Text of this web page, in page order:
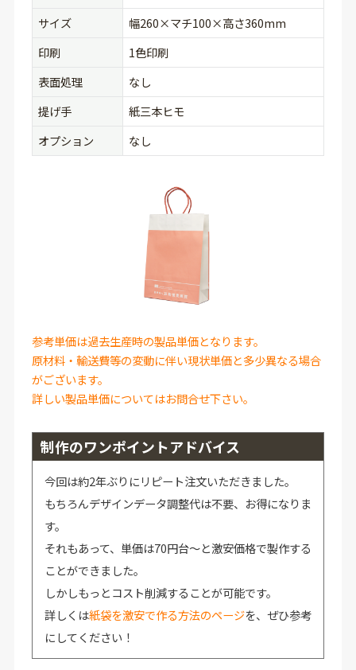
サイズ
幅260×マチ100×高さ360mm
印刷
1色印刷
表面処理
なし
提げ手
紙三本ヒモ
オプション
なし
参考単価は過去生産時の製品単価となります。
原材料・輸送費等の変動に伴い現状単価と多少異なる場合
がございます。
詳しい製品単価についてはお問合せ下さい。
制作のワンポイントアドバイス
今回は約2年ぶりにリピート注文いただきました。
もちろんデザインデータ調整代は不要、お得になりま
す。
それもあって、単価は70円台～と激安価格で製作する
ことができました。
しかしもっとコスト削減することが可能です。
詳しくは紙袋を激安で作る方法のページを、ぜひ参考
にしてください！